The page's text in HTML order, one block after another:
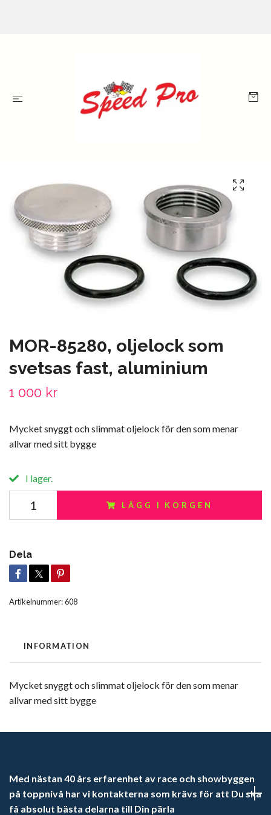
MOR-85280, oljelock som
svetsas fast, aluminium
1 000 kr
Mycket snyggt och slimmat oljelock för den som menar
allvar med sitt bygge
I lager.
LÄGG I KORGEN
Dela
Artikelnummer:608
INFORMATION
Mycket snyggt och slimmat oljelock för den som menar
allvar med sitt bygge
Med nästan 40 års erfarenhet av race och showbyggen
på toppnivå har vi kontakterna som krävs för att Du ska
få absolut bästa delarna till Din pärla